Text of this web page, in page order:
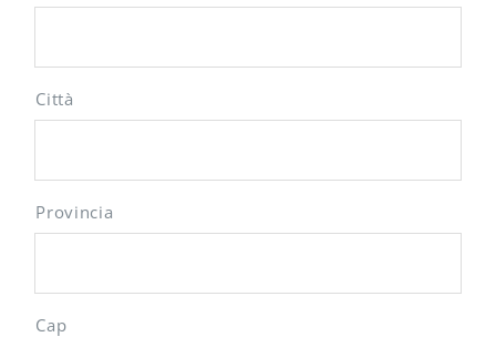
Città
Provincia
Cap